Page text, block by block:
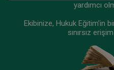
yardımcı
Ekibinize, Hukuk Eğitim’in
sınırsız